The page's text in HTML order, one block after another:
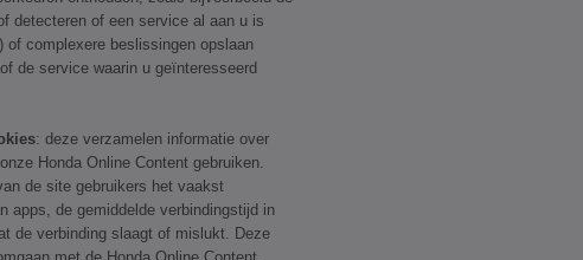
detecteren of een service al aan u is
of complexere beslissingen opslaan
de service waarin u geïnteresseerd
: deze verzamelen informatie over
Honda Online Content gebruiken.
de site gebruikers het vaakst
apps, de gemiddelde verbindingstijd in
de verbinding slaagt of mislukt. Deze